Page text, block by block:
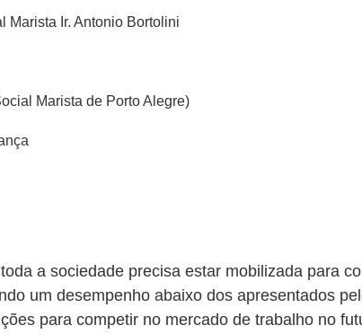
Marista Ir. Antonio Bortolini
Marista de Porto Alegre)
a sociedade precisa estar mobilizada para
um desempenho abaixo dos apresentados
para competir no mercado de trabalho no